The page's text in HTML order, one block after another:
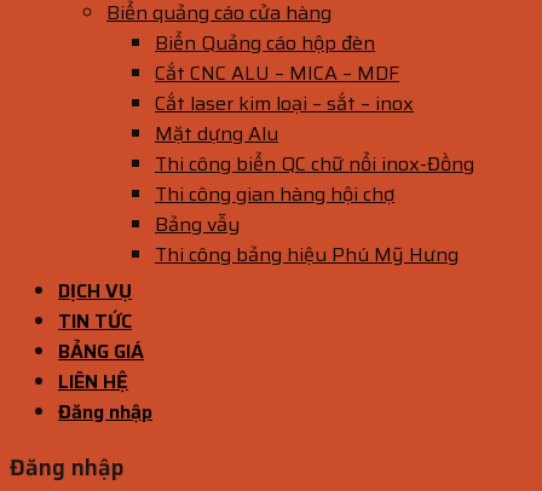
Biển quảng cáo cửa hàng
Biển Quảng cáo hộp đèn
Cắt CNC ALU – MICA – MDF
Cắt laser kim loại – sắt – inox
Mặt dựng Alu
Thi công biển QC chữ nổi inox-Đồng
Thi công gian hàng hội chợ
Bảng vẫy
Thi công bảng hiệu Phú Mỹ Hưng
DỊCH VỤ
TIN TỨC
BẢNG GIÁ
LIÊN HỆ
Đăng nhập
Đăng nhập